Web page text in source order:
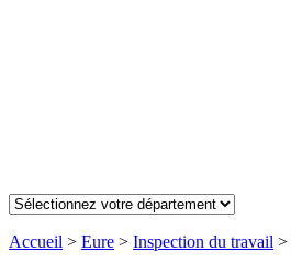
Accueil > Eure > Inspection du travail >